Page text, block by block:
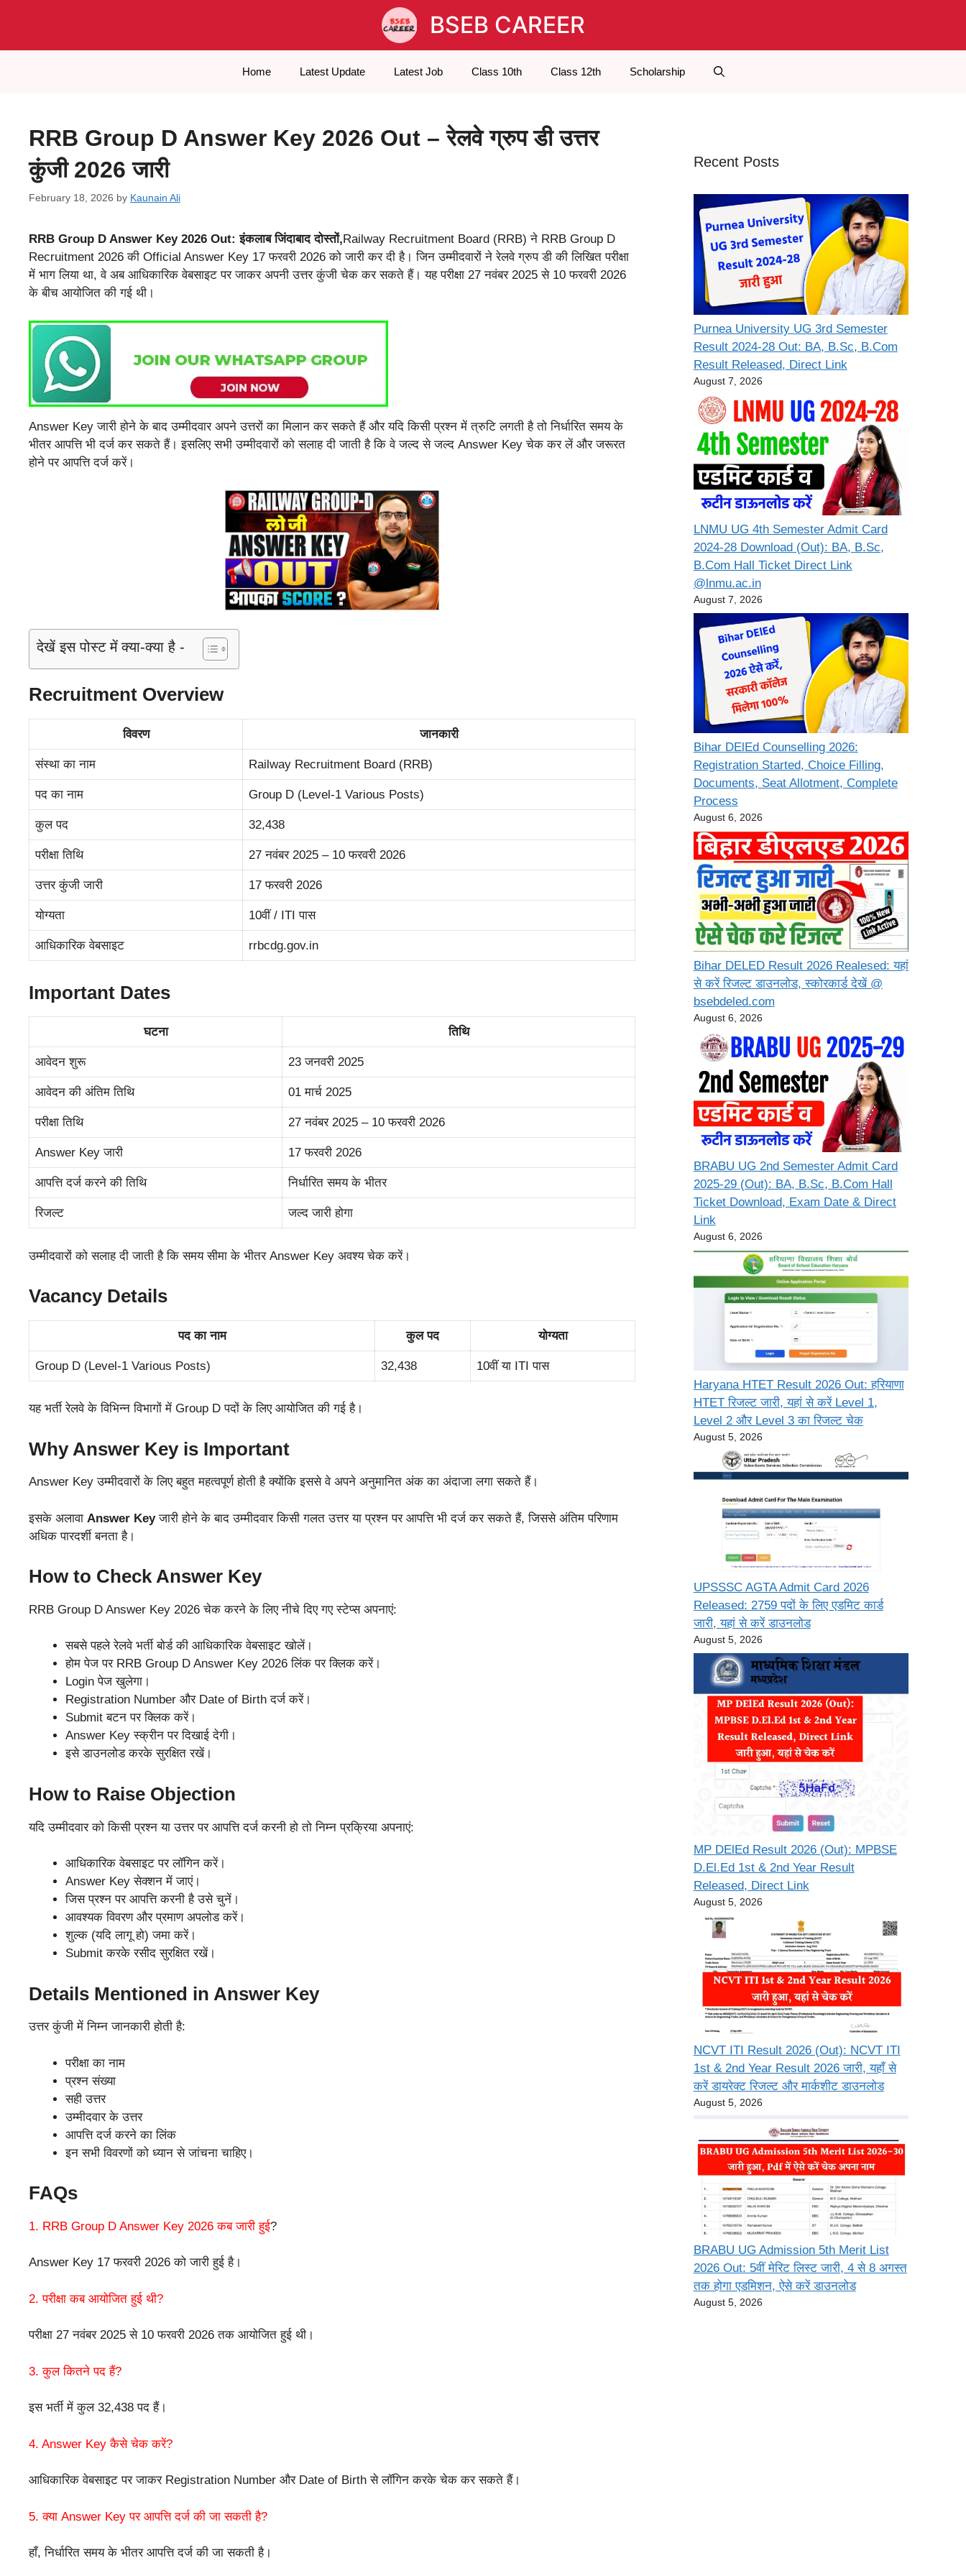
BSEB CAREER
Home Latest Update Latest Job Class 10th Class 12th Scholarship
RRB Group D Answer Key 2026 Out – रेलवे ग्रुप डी उत्तर
कुंजी 2026 जारी
February 18, 2026 by Kaunain Ali
RRB Group D Answer Key 2026 Out: इंकलाब जिंदाबाद दोस्तों, Railway Recruitment Board (RRB) ने RRB Group D
Recruitment 2026 की Official Answer Key 17 फरवरी 2026 को जारी कर दी है। जिन उम्मीदवारों ने रेलवे ग्रुप डी की लिखित परीक्षा
में भाग लिया था, वे अब आधिकारिक वेबसाइट पर जाकर अपनी उत्तर कुंजी चेक कर सकते हैं। यह परीक्षा 27 नवंबर 2025 से 10 फरवरी 2026
के बीच आयोजित की गई थी।
Answer Key जारी होने के बाद उम्मीदवार अपने उत्तरों का मिलान कर सकते हैं और यदि किसी प्रश्न में त्रुटि लगती है तो निर्धारित समय के
भीतर आपत्ति भी दर्ज कर सकते हैं। इसलिए सभी उम्मीदवारों को सलाह दी जाती है कि वे जल्द से जल्द Answer Key चेक कर लें और जरूरत
होने पर आपत्ति दर्ज करें।
देखें इस पोस्ट में क्या-क्या है -
Recruitment Overview
विवरण जानकारी
संस्था का नाम Railway Recruitment Board (RRB)
पद का नाम Group D (Level-1 Various Posts)
कुल पद 32,438
परीक्षा तिथि 27 नवंबर 2025 – 10 फरवरी 2026
उत्तर कुंजी जारी 17 फरवरी 2026
योग्यता 10वीं / ITI पास
आधिकारिक वेबसाइट rrbcdg.gov.in
Important Dates
घटना तिथि
आवेदन शुरू 23 जनवरी 2025
आवेदन की अंतिम तिथि 01 मार्च 2025
परीक्षा तिथि 27 नवंबर 2025 – 10 फरवरी 2026
Answer Key जारी 17 फरवरी 2026
आपत्ति दर्ज करने की तिथि निर्धारित समय के भीतर
रिजल्ट जल्द जारी होगा
उम्मीदवारों को सलाह दी जाती है कि समय सीमा के भीतर Answer Key अवश्य चेक करें।
Vacancy Details
पद का नाम कुल पद योग्यता
Group D (Level-1 Various Posts) 32,438 10वीं या ITI पास
यह भर्ती रेलवे के विभिन्न विभागों में Group D पदों के लिए आयोजित की गई है।
Why Answer Key is Important
Answer Key उम्मीदवारों के लिए बहुत महत्वपूर्ण होती है क्योंकि इससे वे अपने अनुमानित अंक का अंदाजा लगा सकते हैं।
इसके अलावा Answer Keyजारी होने के बाद उम्मीदवार किसी गलत उत्तर या प्रश्न पर आपत्ति भी दर्ज कर सकते हैं, जिससे अंतिम परिणाम
अधिक पारदर्शी बनता है।
How to Check Answer Key
RRB Group D Answer Key 2026 चेक करने के लिए नीचे दिए गए स्टेप्स अपनाएं:
सबसे पहले रेलवे भर्ती बोर्ड की आधिकारिक वेबसाइट खोलें।
होम पेज पर RRB Group D Answer Key 2026 लिंक पर क्लिक करें।
Login पेज खुलेगा।
Registration Number और Date of Birth दर्ज करें।
Submit बटन पर क्लिक करें।
Answer Key स्क्रीन पर दिखाई देगी।
इसे डाउनलोड करके सुरक्षित रखें।
How to Raise Objection
यदि उम्मीदवार को किसी प्रश्न या उत्तर पर आपत्ति दर्ज करनी हो तो निम्न प्रक्रिया अपनाएं:
आधिकारिक वेबसाइट पर लॉगिन करें।
Answer Key सेक्शन में जाएं।
जिस प्रश्न पर आपत्ति करनी है उसे चुनें।
आवश्यक विवरण और प्रमाण अपलोड करें।
शुल्क (यदि लागू हो) जमा करें।
Submit करके रसीद सुरक्षित रखें।
Details Mentioned in Answer Key
उत्तर कुंजी में निम्न जानकारी होती है:
परीक्षा का नाम
प्रश्न संख्या
सही उत्तर
उम्मीदवार के उत्तर
आपत्ति दर्ज करने का लिंक
इन सभी विवरणों को ध्यान से जांचना चाहिए।
FAQs
1. RRB Group D Answer Key 2026 कब जारी हुई?
Answer Key 17 फरवरी 2026 को जारी हुई है।
2. परीक्षा कब आयोजित हुई थी?
परीक्षा 27 नवंबर 2025 से 10 फरवरी 2026 तक आयोजित हुई थी।
3. कुल कितने पद हैं?
इस भर्ती में कुल 32,438 पद हैं।
4. Answer Key कैसे चेक करें?
आधिकारिक वेबसाइट पर जाकर Registration Number और Date of Birth से लॉगिन करके चेक कर सकते हैं।
5. क्या Answer Key पर आपत्ति दर्ज की जा सकती है?
हाँ, निर्धारित समय के भीतर आपत्ति दर्ज की जा सकती है।
Recent Posts
Purnea University UG 3rd Semester
Result 2024-28 Out: BA, B.Sc, B.Com
Result Released, Direct Link
August 7, 2026
LNMU UG 4th Semester Admit Card
2024-28 Download (Out): BA, B.Sc,
B.Com Hall Ticket Direct Link
@lnmu.ac.in
August 7, 2026
Bihar DElEd Counselling 2026:
Registration Started, Choice Filling,
Documents, Seat Allotment, Complete
Process
August 6, 2026
Bihar DELED Result 2026 Realesed: यहां
से करें रिजल्ट डाउनलोड, स्कोरकार्ड देखें @
bsebdeled.com
August 6, 2026
BRABU UG 2nd Semester Admit Card
2025-29 (Out): BA, B.Sc, B.Com Hall
Ticket Download, Exam Date & Direct
Link
August 6, 2026
Haryana HTET Result 2026 Out: हरियाणा
HTET रिजल्ट जारी, यहां से करें Level 1,
Level 2 और Level 3 का रिजल्ट चेक
August 5, 2026
UPSSSC AGTA Admit Card 2026
Released: 2759 पदों के लिए एडमिट कार्ड
जारी, यहां से करें डाउनलोड
August 5, 2026
MP DElEd Result 2026 (Out): MPBSE
D.El.Ed 1st & 2nd Year Result
Released, Direct Link
August 5, 2026
NCVT ITI Result 2026 (Out): NCVT ITI
1st & 2nd Year Result 2026 जारी, यहाँ से
करें डायरेक्ट रिजल्ट और मार्कशीट डाउनलोड
August 5, 2026
BRABU UG Admission 5th Merit List
2026 Out: 5वीं मेरिट लिस्ट जारी, 4 से 8 अगस्त
तक होगा एडमिशन, ऐसे करें डाउनलोड
August 5, 2026